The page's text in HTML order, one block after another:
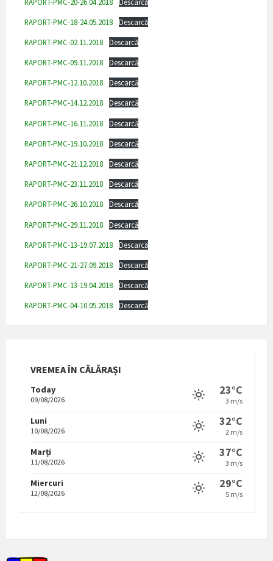
RAPORT-PMC-18-24.05.2018 Descarcă
RAPORT-PMC-02.11.2018 Descarcă
RAPORT-PMC-09.11.2018 Descarcă
RAPORT-PMC-12.10.2018 Descarcă
RAPORT-PMC-14.12.2018 Descarcă
RAPORT-PMC-16.11.2018 Descarcă
RAPORT-PMC-19.10.2018 Descarcă
RAPORT-PMC-21.12.2018 Descarcă
RAPORT-PMC-23.11.2018 Descarcă
RAPORT-PMC-26.10.2018 Descarcă
RAPORT-PMC-29.11.2018 Descarcă
RAPORT-PMC-13-19.07.2018 Descarcă
RAPORT-PMC-21-27.09.2018 Descarcă
RAPORT-PMC-13-19.04.2018 Descarcă
RAPORT-PMC-04-10.05.2018 Descarcă
VREMEA ÎN CĂLĂRAȘI
Today
09/08/2026
23°C
3 m/s
Luni
10/08/2026
32°C
2 m/s
Marți
11/08/2026
37°C
3 m/s
Miercuri
12/08/2026
29°C
5 m/s